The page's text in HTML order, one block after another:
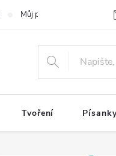
Můj příběh
Tvoření